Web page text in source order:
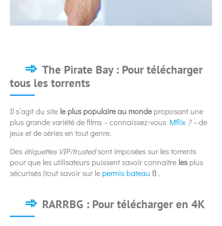
The Pirate Bay : Pour télécharger
tous les torrents
Il s’agit du site le plus populaire au mondeproposant une
plus grande variété de films –connaissez-vous Mflix ? –de
jeux et de séries en tout genre.
Des étiquettes VIP/trustedsont imposées sur les torrents
pour que les utilisateurs puissent savoir connaitre lesplus
sécurisés (tout savoir sur le permis bateau !) .
RARRBG : Pour télécharger en 4K